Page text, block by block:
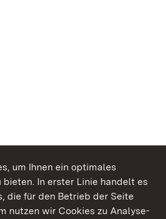
um Ihnen ein optimales
bieten. In erster Linie handelt es
die für den Betrieb der Seite
nutzen wir Cookies zu Analyse-